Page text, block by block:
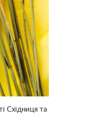
Східниця та